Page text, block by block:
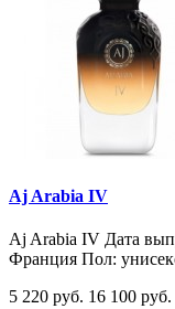
Aj Arabia IV
Aj Arabia IV Дата
Франция Пол:
5 220 руб. 16 100 руб.